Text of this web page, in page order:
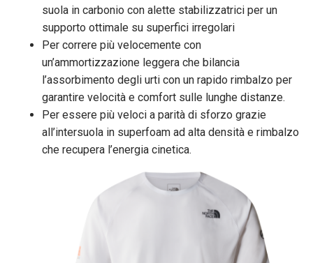
suola in carbonio con alette stabilizzatrici per un
supporto ottimale su superfici irregolari
Per correre più velocemente con
un’ammortizzazione leggera che bilancia
l’assorbimento degli urti con un rapido rimbalzo per
garantire velocità e comfort sulle lunghe distanze.
Per essere più veloci a parità di sforzo grazie
all’intersuola in superfoam ad alta densità e rimbalzo
che recupera l’energia cinetica.